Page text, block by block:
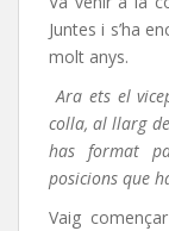
Juntes i s’ha
molt anys.
Ara ets el
colla, al llarg
has format
posicions que
Vaig